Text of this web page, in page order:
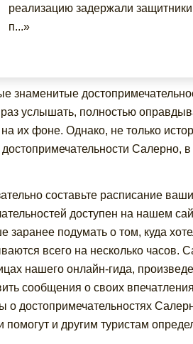
реализацию задержали
п...»
знаменитые
услышать, полностью
их фоне. Однако, не только
Салерно,
составьте расписание
доступен на нашем
заранее подумать о том, куда
всего на несколько часов.
нашего онлайн-гида,
сообщения о своих
достопримечательностях
и другим туристам